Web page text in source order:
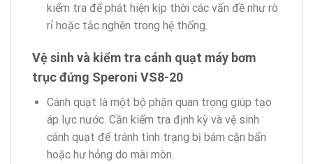
kiểm tra để phát hiện kịp thời các vấn đề như rò
rỉ hoặc tắc nghẽn trong hệ thống.
Vệ sinh và kiểm tra cánh quạt máy bơm
trục đứng Speroni VS8-20
Cánh quạt là một bộ phận quan trọng giúp tạo
áp lực nước. Cần kiểm tra định kỳ và vệ sinh
cánh quạt để tránh tình trạng bị bám cặn bẩn
hoặc hư hỏng do mài mòn.